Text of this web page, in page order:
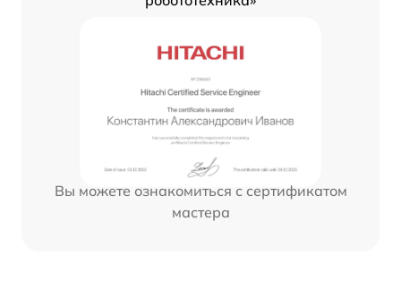
Вы можете ознакомиться с сертификатом
мастера